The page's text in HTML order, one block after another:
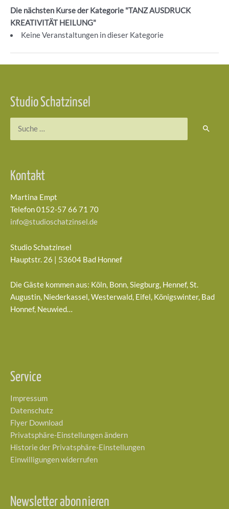
Die nächsten Kurse der Kategorie "TANZ AUSDRUCK
KREATIVITÄT HEILUNG"
Keine Veranstaltungen in dieser Kategorie
Studio Schatzinsel
Kontakt
Martina Empt
Telefon 0152-57 66 71 70
info@studioschatzinsel.de
Studio Schatzinsel
Hauptstr. 26 | 53604 Bad Honnef
Die Gäste kommen aus: Köln, Bonn, Siegburg, Hennef, St.
Augustin, Niederkassel, Westerwald, Eifel, Königswinter, Bad
Honnef, Neuwied…
Service
Impressum
Datenschutz
Flyer Download
Privatsphäre-Einstellungen ändern
Historie der Privatsphäre-Einstellungen
Einwilligungen widerrufen
Newsletter abonnieren